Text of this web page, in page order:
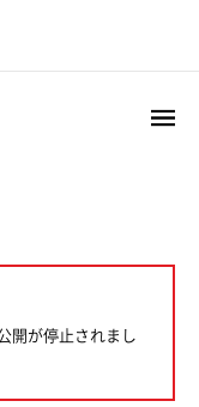
開が停止されまし